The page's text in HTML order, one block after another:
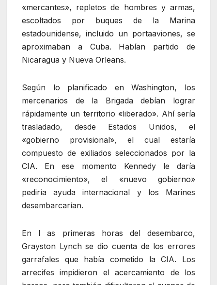
«mercantes», repletos de hombres y armas,
escoltados por buques de la Marina
estadounidense, incluido un portaaviones, se
aproximaban a Cuba. Habían partido de
Nicaragua y Nueva Orleans.
Según lo planificado en Washington, los
mercenarios de la Brigada debían lograr
rápidamente un territorio «liberado». Ahí sería
trasladado, desde Estados Unidos, el
«gobierno provisional», el cual estaría
compuesto de exiliados seleccionados por la
CIA. En ese momento Kennedy le daría
«reconocimiento», el «nuevo gobierno»
pediría ayuda internacional y los Marines
desembarcarían.
En l as primeras horas del desembarco,
Grayston Lynch se dio cuenta de los errores
garrafales que había cometido la CIA. Los
arrecifes impidieron el acercamiento de los